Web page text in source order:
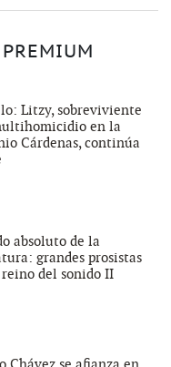
Litzy, sobreviviente
en la
Cárdenas, continúa
absoluto de la
grandes prosistas
del sonido II